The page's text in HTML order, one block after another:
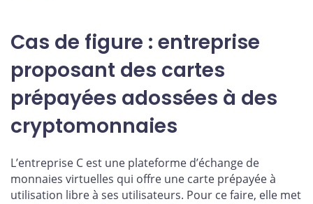
Cas de figure : entreprise
proposant des cartes
prépayées adossées à des
cryptomonnaies
L’entreprise C est une plateforme d’échange de
monnaies virtuelles qui offre une carte prépayée à
utilisation libre à ses utilisateurs. Pour ce faire, elle met